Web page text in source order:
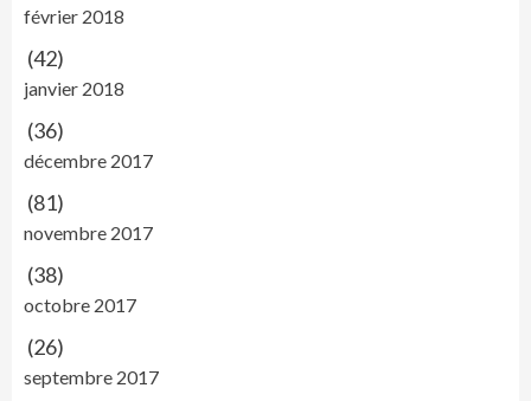
février 2018
(42)
janvier 2018
(36)
décembre 2017
(81)
novembre 2017
(38)
octobre 2017
(26)
septembre 2017